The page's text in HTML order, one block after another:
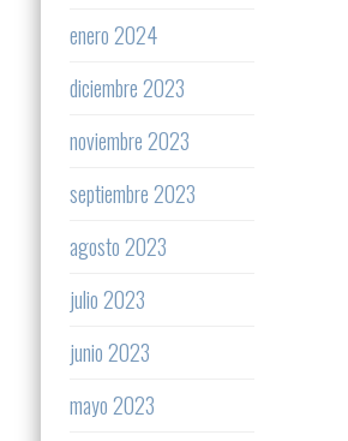
enero 2024
diciembre 2023
noviembre 2023
septiembre 2023
agosto 2023
julio 2023
junio 2023
mayo 2023